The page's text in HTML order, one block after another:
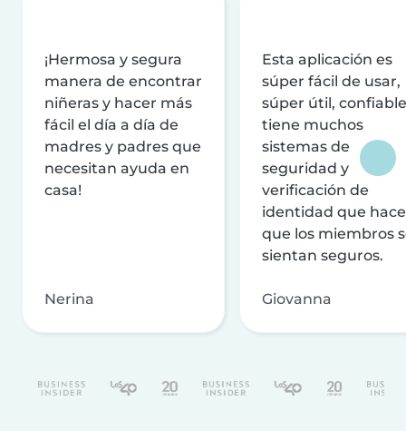
¡Hermosa y segura
manera de encontrar
niñeras y hacer más
fácil el día a día de
madres y padres que
necesitan ayuda en
casa!
Nerina
Esta aplicación es
súper fácil de usar,
súper útil,
tiene muchos
sistemas de
seguridad y
verificación de
identidad que
que los miembros
sientan seguros.
Giovanna